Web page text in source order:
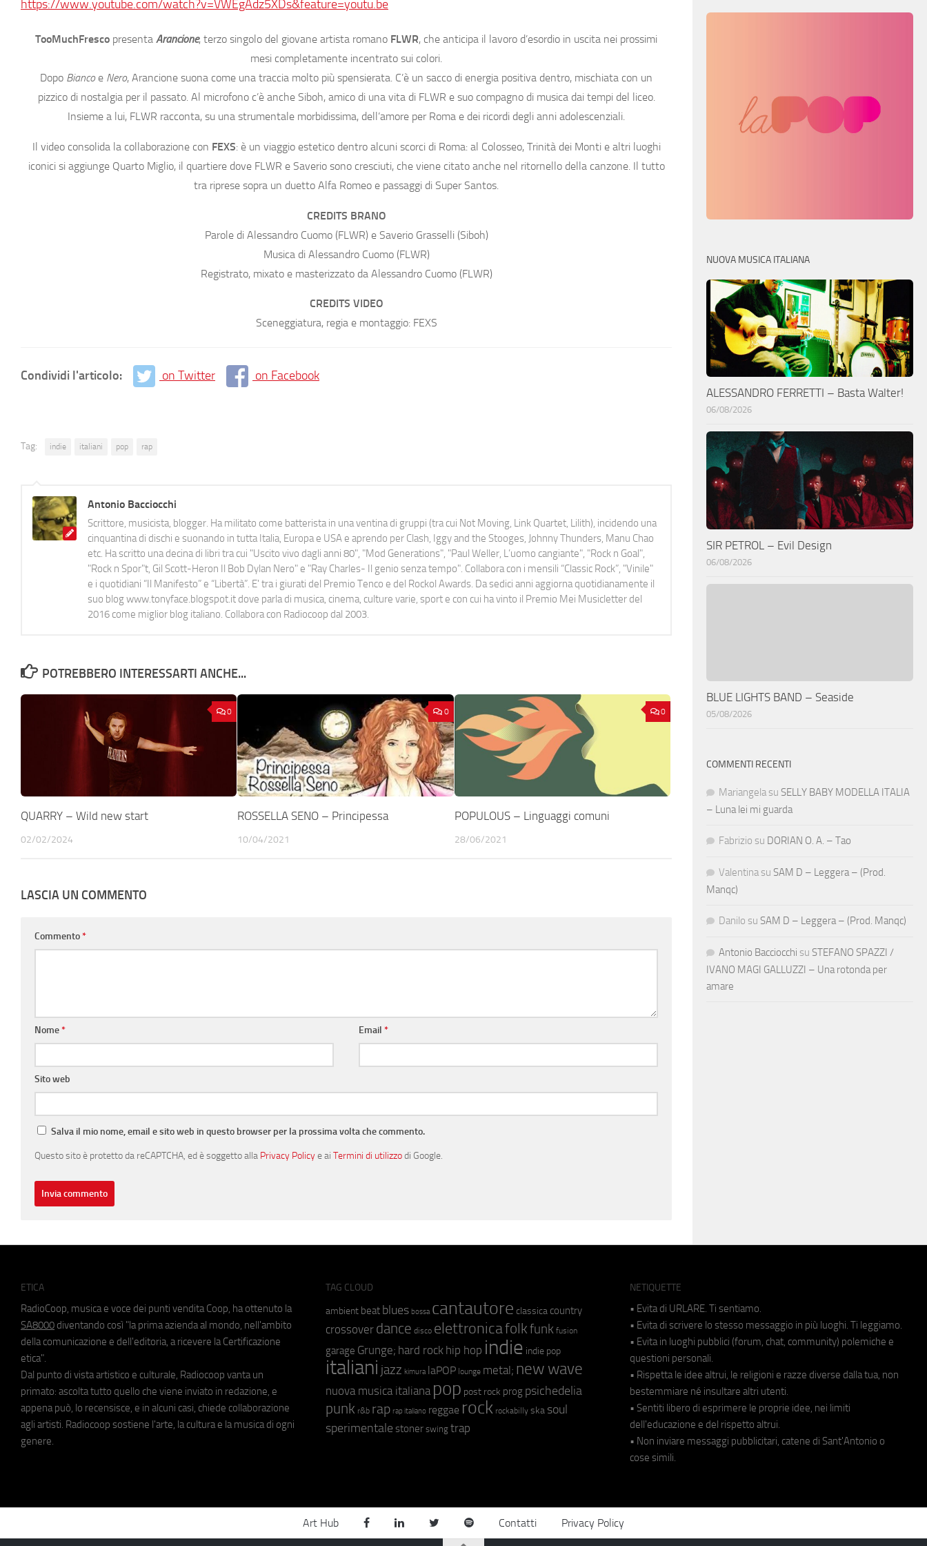
https://www.youtube.com/watch?v=VWEgAdz5XDs&feature=youtu.be
TooMuchFresco presenta Arancione, terzo singolo del giovane artista romano FLWR, che anticipa il lavoro d’esordio in uscita nei prossimi
mesi completamente incentrato sui colori.
Dopo Biancoe Nero, Arancione suona come una traccia molto più spensierata. C’è un sacco di energia positiva dentro, mischiata con un
pizzico di nostalgia per il passato. Al microfono c’è anche Siboh, amico di una vita di FLWR e suo compagno di musica dai tempi del liceo.
Insieme a lui, FLWR racconta, su una strumentale morbidissima, dell’amore per Roma e dei ricordi degli anni adolescenziali.
Il video consolida la collaborazione con FEXS: è un viaggio estetico dentro alcuni scorci di Roma: al Colosseo, Trinità dei Monti e altri luoghi
iconici si aggiunge Quarto Miglio, il quartiere dove FLWR e Saverio sono cresciuti, che viene citato anche nel ritornello della canzone. Il tutto
tra riprese sopra un duetto Alfa Romeo e passaggi di Super Santos.
CREDITS BRANO
Parole di Alessandro Cuomo (FLWR) e Saverio Grasselli (Siboh)
Musica di Alessandro Cuomo (FLWR)
Registrato, mixato e masterizzato da Alessandro Cuomo (FLWR)
CREDITS VIDEO
Sceneggiatura, regia e montaggio: FEXS
Condividi l'articolo: on Twitter on Facebook
Tag: indie italiani pop rap
Antonio Bacciocchi
Scrittore, musicista, blogger. Ha militato come batterista in una ventina di gruppi (tra cui Not Moving, Link Quartet, Lilith), incidendo una
cinquantina di dischi e suonando in tutta Italia, Europa e USA e aprendo per Clash, Iggy and the Stooges, Johnny Thunders, Manu Chao
etc. Ha scritto una decina di libri tra cui "Uscito vivo dagli anni 80", "Mod Generations", "Paul Weller, L’uomo cangiante", "Rock n Goal",
"Rock n Spor"t, Gil Scott-Heron Il Bob Dylan Nero" e "Ray Charles- Il genio senza tempo". Collabora con i mensili “Classic Rock”, "Vinile"
e i quotidiani “Il Manifesto” e “Libertà”. E' tra i giurati del Premio Tenco e del Rockol Awards. Da sedici anni aggiorna quotidianamente il
suo blog www.tonyface.blogspot.it dove parla di musica, cinema, culture varie, sport e con cui ha vinto il Premio Mei Musicletter del
2016 come miglior blog italiano. Collabora con Radiocoop dal 2003.
POTREBBERO INTERESSARTI ANCHE...
0
QUARRY – Wild new start
02/02/2024
0
ROSSELLA SENO – Principessa
10/04/2021
0
POPULOUS – Linguaggi comuni
28/06/2021
LASCIA UN COMMENTO
Commento*
Nome* Email*
Sito web
Salva il mio nome, email e sito web in questo browser per la prossima volta che commento.
Questo sito è protetto da reCAPTCHA, ed è soggetto alla Privacy Policye ai Termini di utilizzodi Google.
NUOVA MUSICA ITALIANA
ALESSANDRO FERRETTI – Basta Walter!
06/08/2026
SIR PETROL – Evil Design
06/08/2026
BLUE LIGHTS BAND – Seaside
05/08/2026
COMMENTI RECENTI
Mariangela su SELLY BABY MODELLA ITALIA
– Luna lei mi guarda
Fabrizio su DORIAN O. A. – Tao
Valentina su SAM D – Leggera – (Prod.
Manqc)
Danilo su SAM D – Leggera – (Prod. Manqc)
Antonio Bacciocchi su STEFANO SPAZZI /
IVANO MAGI GALLUZZI – Una rotonda per
amare
ETICA
RadioCoop, musica e voce dei punti vendita Coop, ha ottenuto la
SA8000 diventando così "la prima azienda al mondo, nell'ambito
della comunicazione e dell'editoria, a ricevere la Certificazione
etica".
Dal punto di vista artistico e culturale, Radiocoop vanta un
primato: ascolta tutto quello che viene inviato in redazione, e
appena può, lo recensisce, e in alcuni casi, chiede collaborazione
agli artisti. Radiocoop sostiene l'arte, la cultura e la musica di ogni
genere.
TAG CLOUD
ambient beat blues bossa cantautore classica country
crossover dance disco elettronicafolkfunk fusion
garage Grunge; hard rock hip hop indie indie pop
italiani jazz kimura laPOP lounge metal; new wave
nuova musica italiana pop post rock prog psichedelia
punk r&b rap rap italiano reggae rock rockabilly ska soul
sperimentale stoner swing trap
NETIQUETTE
• Evita di URLARE. Ti sentiamo.
• Evita di scrivere lo stesso messaggio in più luoghi. Ti leggiamo.
• Evita in luoghi pubblici (forum, chat, community) polemiche e
questioni personali.
• Rispetta le idee altrui, le religioni e razze diverse dalla tua, non
bestemmiare né insultare altri utenti.
• Sentiti libero di esprimere le proprie idee, nei limiti
dell'educazione e del rispetto altrui.
• Non inviare messaggi pubblicitari, catene di Sant'Antonio o
cose simili.
Art Hub Contatti Privacy Policy